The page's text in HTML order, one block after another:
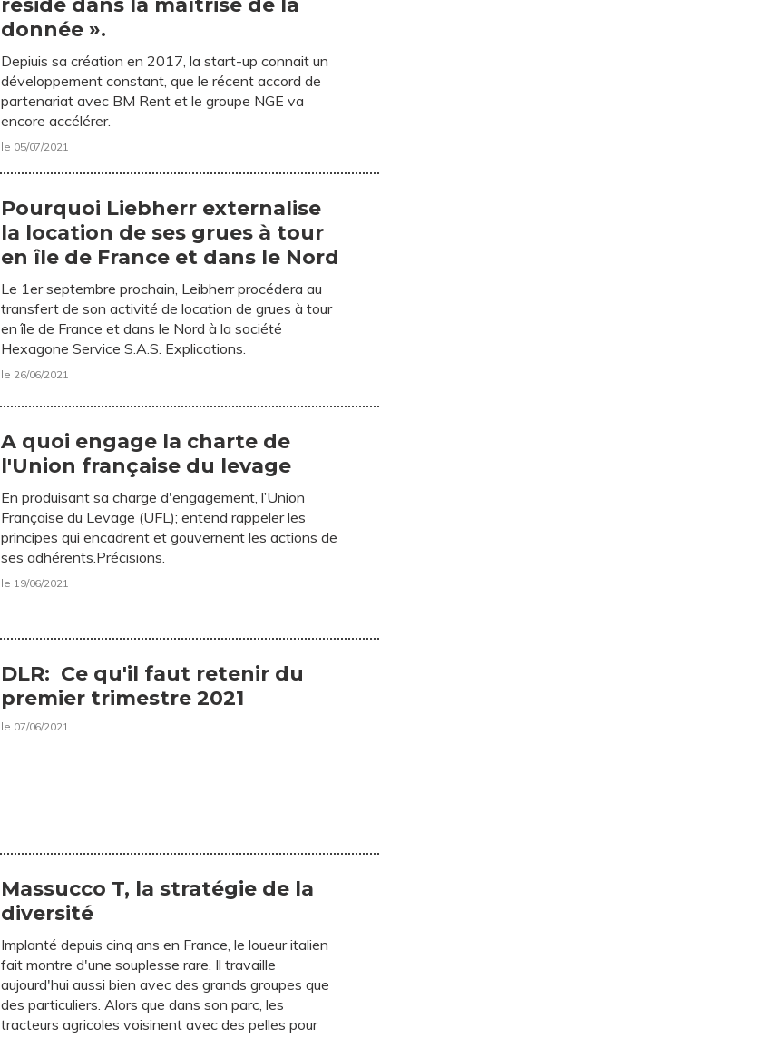
réside dans la maîtrise de la
donnée ».
Depiuis sa création en 2017, la start-up connait un
développement constant, que le récent accord de
partenariat avec BM Rent et le groupe NGE va
encore accélérer.
le 05/07/2021
Pourquoi Liebherr externalise
la location de ses grues à tour
en île de France et dans le Nord
Le 1er septembre prochain, Leibherr procédera au
transfert de son activité de location de grues à tour
en île de France et dans le Nord à la société
Hexagone Service S.A.S. Explications.
le 26/06/2021
A quoi engage la charte de
l'Union française du levage
En produisant sa charge d'engagement, l’Union
Française du Levage (UFL); entend rappeler les
principes qui encadrent et gouvernent les actions de
ses adhérents.Précisions.
le 19/06/2021
DLR: Ce qu'il faut retenir du
premier trimestre 2021
le 07/06/2021
Massucco T, la stratégie de la
diversité
Implanté depuis cinq ans en France, le loueur italien
fait montre d'une souplesse rare. Il travaille
aujourd'hui aussi bien avec des grands groupes que
des particuliers. Alors que dans son parc, les
tracteurs agricoles voisinent avec des pelles pour